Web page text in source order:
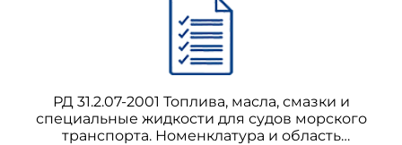
РД 31.2.07-2001 Топлива, масла, смазки и
специальные жидкости для судов морского
транспорта. Номенклатура и область